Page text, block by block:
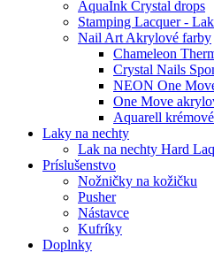
AquaInk Crystal drops
Stamping Lacquer -
Nail Art Akrylové farby
Chameleon
Crystal Nails
NEON One
One Move
Aquarell
Laky na nechty
Lak na nechty Hard
Príslušenstvo
Nožničky na kožičku
Pusher
Nástavce
Kufríky
Doplnky